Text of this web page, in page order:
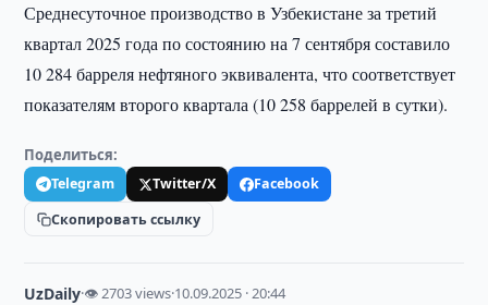
Среднесуточное производство в Узбекистане за третий
квартал 2025 года по состоянию на 7 сентября составило
10 284 барреля нефтяного эквивалента, что соответствует
показателям второго квартала (10 258 баррелей в сутки).
Поделиться:
Telegram Twitter/X
Facebook
Скопировать ссылку
UzDaily·👁 2703 views·10.09.2025 · 20:44